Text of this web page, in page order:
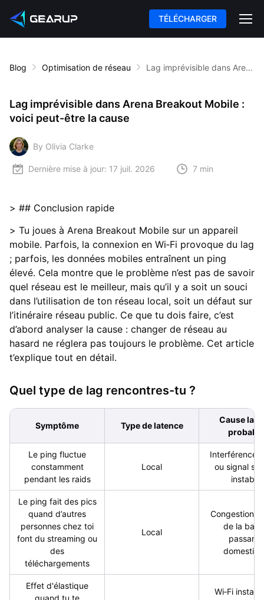
TÉLÉCHARGER
Blog Optimisation de réseau Lag imprévisible dans Arena Breakout Mobile : voici peut-être la cause
Lag imprévisible dans Arena Breakout Mobile :
voici peut-être la cause
By Olivia Clarke
Dernière mise à jour: 17 juil. 2026 7 min
> ## Conclusion rapide
> Tu joues à Arena Breakout Mobile sur un appareil
mobile. Parfois, la connexion en Wi‑Fi provoque du lag
; parfois, les données mobiles entraînent un ping
élevé. Cela montre que le problème n’est pas de savoir
quel réseau est le meilleur, mais qu’il y a soit un souci
dans l’utilisation de ton réseau local, soit un défaut sur
l’itinéraire réseau public. Ce que tu dois faire, c’est
d’abord analyser la cause : changer de réseau au
hasard ne réglera pas toujours le problème. Cet article
t’explique tout en détail.
Quel type de lag rencontres-tu ?
Symptôme Type de latence
Cause la
probable
Le ping fluctue
constamment
pendant les raids
Local
Interférences
ou signal
instable
Le ping fait des pics
quand d’autres
personnes chez toi
font du streaming ou
des
téléchargements
Local
Congestion
de la
passante
Effet d'élastique
quand tu te
Wi‑Fi